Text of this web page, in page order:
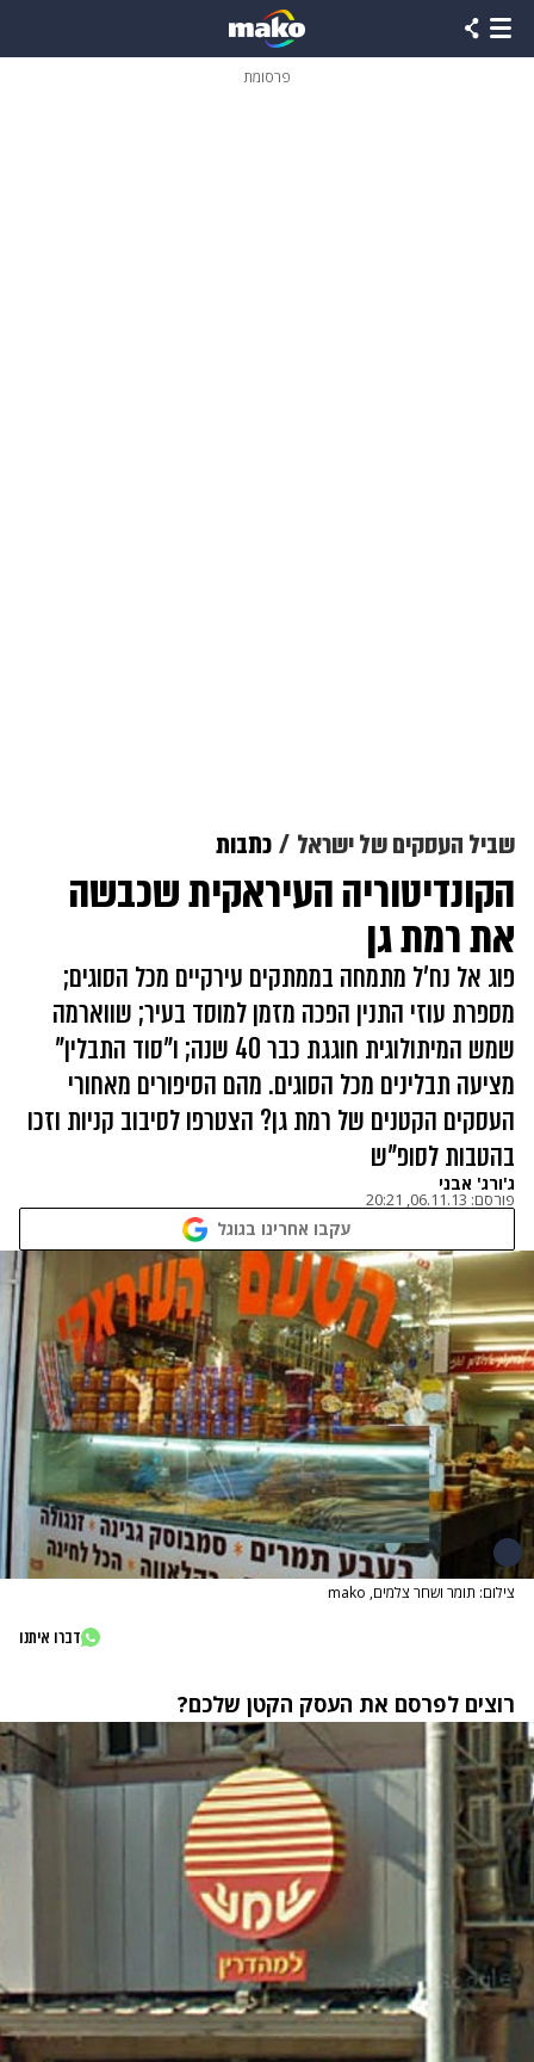
פרסומת
שביל העסקים של ישראל כתבות
הקונדיטוריה העיראקית שכבשה
את רמת גן
פוג אל נח'ל מתמחה בממתקים עירקיים מכל הסוגים;
מספרת עוזי התנין הפכה מזמן למוסד בעיר; שווארמה
שמש המיתולוגית חוגגת כבר 40 שנה; ו"סוד התבלין"
מציעה תבלינים מכל הסוגים. מהם הסיפורים מאחורי
העסקים הקטנים של רמת גן? הצטרפו לסיבוב קניות וזכו
בהטבות לסופ"ש
ג'ורג' אבני
פורסם: 06.11.13, 20:21
עקבו אחרינו בגוגל
צילום: תומר ושחר צלמים, mako
דברו איתנו
רוצים לפרסם את העסק הקטן שלכם?